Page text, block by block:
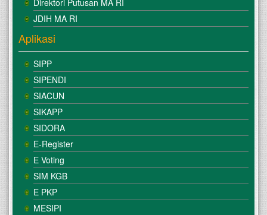
Direktori Putusan MA RI
JDIH MA RI
Aplikasi
SIPP
SIPENDI
SIACUN
SIKAPP
SIDORA
E-Register
E Voting
SIM KGB
E PKP
MESIPI